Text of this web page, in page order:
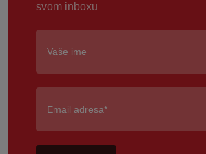
svom inboxu